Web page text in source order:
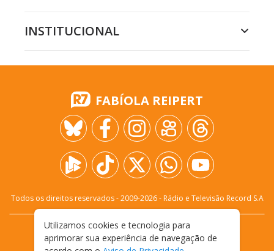
INSTITUCIONAL
FABÍOLA REIPERT
Todos os direitos reservados - 2009-2026- Rádio e Televisão Record S.A
FALE CONOSCO
PRIVACIDADE
TERMOS E CONDIÇÕES DE USO
Utilizamos cookies e tecnologia para
aprimorar sua experiência de navegação de